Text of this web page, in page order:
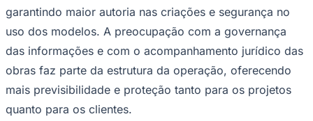
Palmeiras
garantindo maior autoria nas criações e segurança no
uso dos modelos. A preocupação com a governança
das informações e com o acompanhamento jurídico das
obras faz parte da estrutura da operação, oferecendo
mais previsibilidade e proteção tanto para os projetos
quanto para os clientes.